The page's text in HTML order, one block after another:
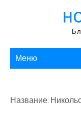
Меню
Название: